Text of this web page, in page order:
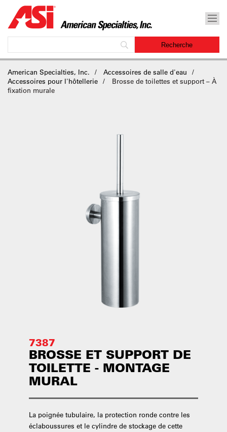
American Specialties, Inc.
Accessoires de salle d'eau
Accessoires pour l'hôtellerie
Brosse de toilettes et support – À
fixation murale
7387
BROSSE ET SUPPORT DE
TOILETTE - MONTAGE
MURAL
La poignée tubulaire, la protection ronde contre les
éclaboussures et le cylindre de stockage de cette